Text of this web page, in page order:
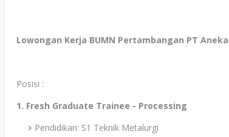
Lowongan Kerja BUMN Pertambangan PT
Posisi :
1. Fresh Graduate Trainee - Processing
Pendidikan: S1 Teknik Metalurgi